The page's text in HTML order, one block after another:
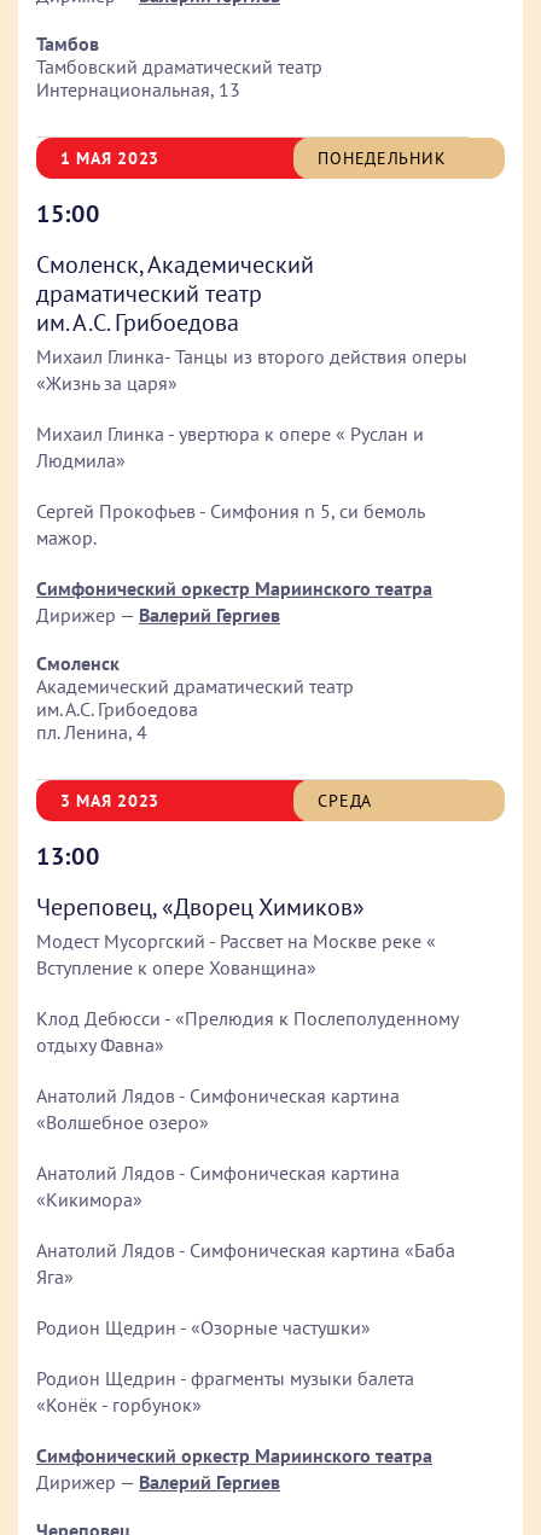
Тамбов
Тамбовский драматический театр
Интернациональная, 13
1 МАЯ 2023 ПОНЕДЕЛЬНИК
15:00
Смоленск, Академический
драматический театр
им. А.С. Грибоедова
Михаил Глинка- Танцы из второго действия оперы
«Жизнь за царя»
Михаил Глинка - увертюра к опере « Руслан и
Людмила»
Сергей Прокофьев - Симфония n 5, си бемоль
мажор.
Симфонический оркестр Мариинского театра
Дирижер — Валерий Гергиев
Смоленск
Академический драматический театр
им. А.С. Грибоедова
пл. Ленина, 4
3 МАЯ 2023 СРЕДА
13:00
Череповец, «Дворец Химиков»
Модест Мусоргский - Рассвет на Москве реке «
Вступление к опере Хованщина»
Клод Дебюсси - «Прелюдия к Послеполуденному
отдыху Фавна»
Анатолий Лядов - Симфоническая картина
«Волшебное озеро»
Анатолий Лядов - Симфоническая картина
«Кикимора»
Анатолий Лядов - Симфоническая картина «Баба
Яга»
Родион Щедрин - «Озорные частушки»
Родион Щедрин - фрагменты музыки балета
«Конёк - горбунок»
Симфонический оркестр Мариинского театра
Дирижер — Валерий Гергиев
Череповец